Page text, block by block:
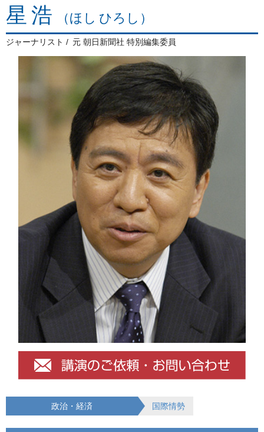
星 浩 （ほし ひろし）
ジャーナリスト 元 朝日新聞社 特別編集委員
政治・経済 国際情勢